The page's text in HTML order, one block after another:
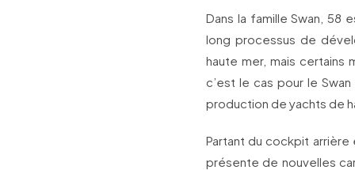
Dans la famille Swan, 58
long processus de
haute mer, mais certains
c’est le cas pour le
production de yachts de
Partant du cockpit arrière
présente de nouvelles